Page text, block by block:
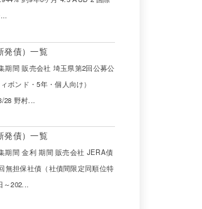
け単位 通貨
単位
単位
単位 USD
単位
発債）一覧
期間 販売会社 埼玉県第2回公募公
ボンド・5年・個人向け）
28 野村...
発債）一覧
期間 金利 期間 販売会社 JERA債
無担保社債（社債間限定同順位特
～202...